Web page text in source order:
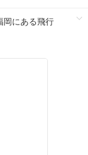
岡にある飛行